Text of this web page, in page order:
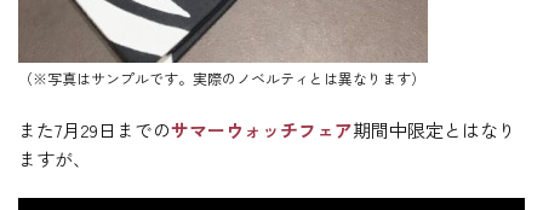
（※写真はサンプルです。実際のノベルティとは異なります）
また7月29日までのサマーウォッチフェア期間中限定とはなり
ますが、